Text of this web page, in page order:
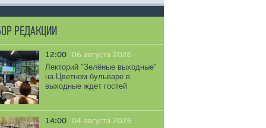
РЕДАКЦИИ
12:00 06 августа 2026
Лекторий "Зелёные выходные"
на Цветном бульваре в
выходные ждет гостей
14:00 04 августа 2026